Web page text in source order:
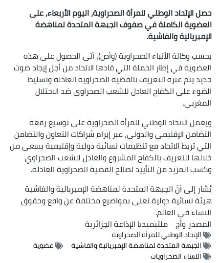
حصل الإتحاد الوطني للمرأة الصحراوية، اليوم الأربعاء، على
العضوية الكاملة في صفوف الجبهة المتحدة لمناهضة
الإمبريالية والفاشية.
بحسب وكالة الأنباء الصحراوية (وأص)، أتى الحصول على هذه
العضوية في إطار الحملة التي قادها الاتحاد من أجل إيجاد صوت
جديد يتم عبره التعريف بالقضية الصحراوية العادلة وتسليط
الضوء على الكفاح العادل للشعب الصحراوي ضد الاحتلال
المغربي.
ويعمل الاتحاد الوطني للمرأة الصحراوية على توسيع رقعة
التضامن الإقليمي والدولي، عبر إبرام شراكات التعاون والتضامن
التي تربط الاتحاد مع تنظيمات نسائية دولية وإقليمية يسعى من
خلالها للتعريف بالكفاح المشروع والعادل للشعب الصحراوي
وكسب المزيد من التأييد لصالح القضية الصحراوية العادلة.
يُشار إلى أنّ الجبهة المتحدة لمناهضة الإمبريالية والفاشية
هيئة نسائية دولية تعنى بمواضيع مختلفة عن واقع وحقوق
النساء في العالم.
المصدروأج ملتيميديا الإذاعة الجزائرية
الإتحاد الوطني للمرأة الصحراوية
الجبهة المتحدة لمناهضة الإمبريالية والفاشية
عضوية
النساء الصحراويات